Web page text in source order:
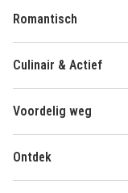
Romantisch
Culinair & Actief
Voordelig weg
Ontdek